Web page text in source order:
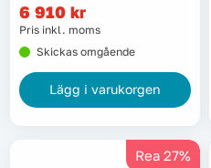
6 910 kr
Pris inkl. moms
Skickas omgående
Lägg i varukorgen
Rea 27%